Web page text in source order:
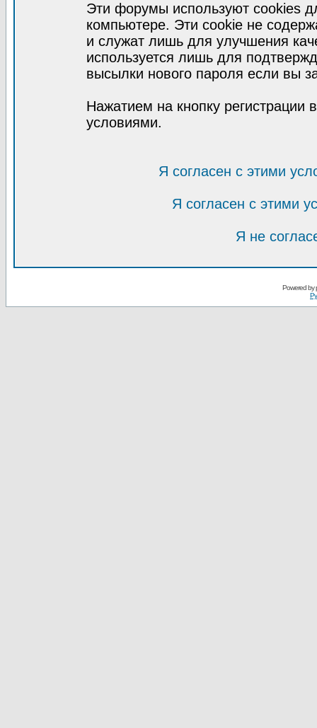
Эти форумы используют cookies
компьютере. Эти cookie не
и служат лишь для улучшения
используется лишь для
высылки нового пароля если вы
Нажатием на кнопку регистрации
условиями.
Я согласен с этими
Я согласен с этими
Я не
Powered by